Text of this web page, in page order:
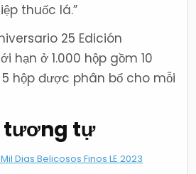
thuốc lá.”
25 Edición
hạn ở 1.000 hộp gồm 10
hộp được phân bổ cho mỗi
tương tự